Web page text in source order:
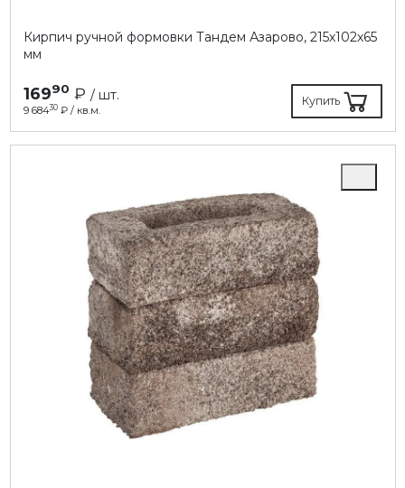
Кирпич ручной формовки Тандем Азарово, 215х102х65
мм
16990 ₽ / шт.
9 68430₽ / кв.м.
Купить